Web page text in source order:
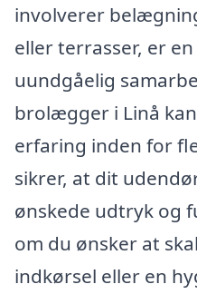
involverer
eller terrasser, er
uundgåelig
brolægger i Linå
erfaring inden for
sikrer, at dit
ønskede udtryk og
om du ønsker at
indkørsel eller en